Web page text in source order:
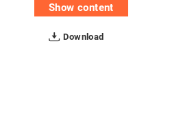
Show content
Download